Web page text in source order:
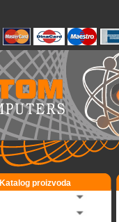
Katalog proizvoda